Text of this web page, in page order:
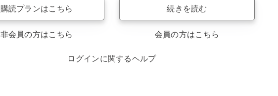
購読プランはこちら
非会員の方はこちら
続きを読む
会員の方はこちら
ログインに関するヘルプ